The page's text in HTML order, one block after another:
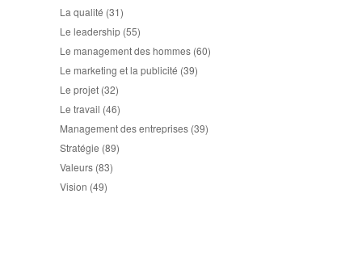
La qualité (31)
Le leadership (55)
Le management des hommes (60)
Le marketing et la publicité (39)
Le projet (32)
Le travail (46)
Management des entreprises (39)
Stratégie (89)
Valeurs (83)
Vision (49)